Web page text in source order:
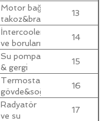
yağ
boruları
Motor bağlantı
takoz&braketler
13
İntercooler
ve boruları
14
Su pompası
& gergi
mekanizması
15
Termostat
gövde&soğut.sıv.filt
16
Radyatör
ve su
17